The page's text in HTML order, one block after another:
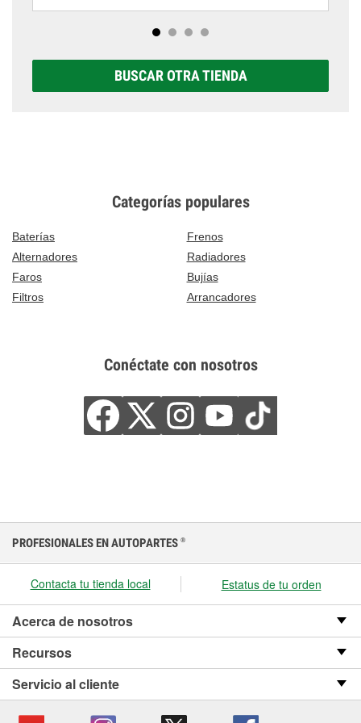
BUSCAR OTRA TIENDA
Categorías populares
Baterías
Frenos
Alternadores
Radiadores
Faros
Bujías
Filtros
Arrancadores
Conéctate con nosotros
PROFESIONALES EN AUTOPARTES ®
Contacta tu tienda local Estatus de tu orden
Acerca de nosotros
Recursos
Servicio al cliente